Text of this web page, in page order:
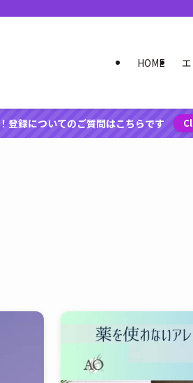
HOME
登録についてのご質問はこちらです